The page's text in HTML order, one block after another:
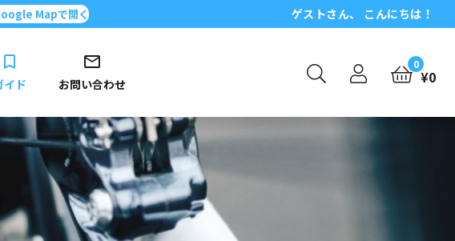
Mapで開く ゲストさん、 こんにちは！
イド お問い合わせ
0
¥0